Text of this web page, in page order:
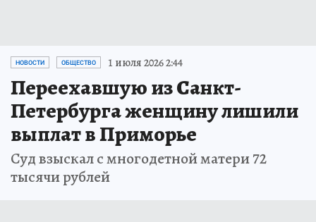
НОВОСТИ ОБЩЕСТВО 1 июля 2026 2:44
Переехавшую из Санкт-
Петербурга женщину лишили
выплат в Приморье
Суд взыскал с многодетной матери 72
тысячи рублей